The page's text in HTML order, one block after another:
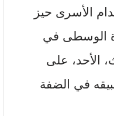
الأسرى حيز
الوسطى في
الأحد، على
في الضفة